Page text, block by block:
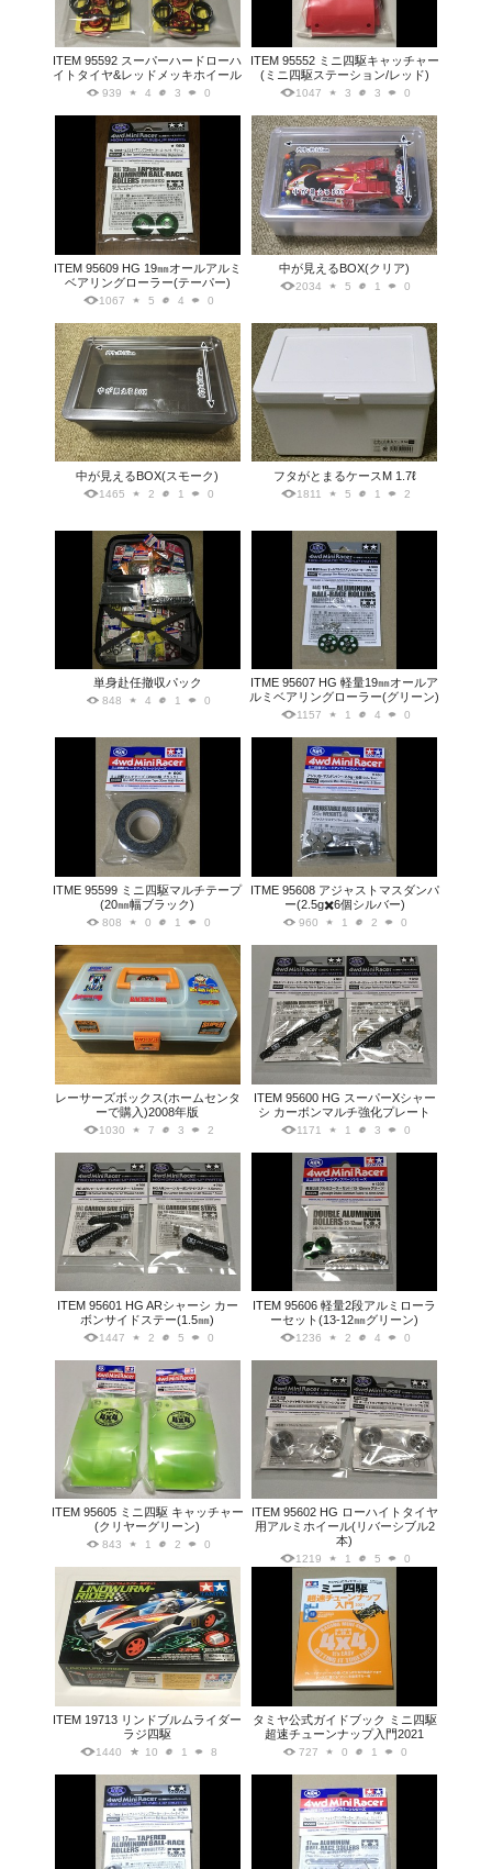
ITEM 95592 スーパーハードローハ
イトタイヤ&レッドメッキホイール
939 4 3 0
ITEM 95552 ミニ四駆キャッチャー
(ミニ四駆ステーション/レッド)
1047 3 3 0
ITEM 95609 HG 19㎜オールアルミ
ベアリングローラー(テーパー)
1067 5 4 0
中が見えるBOX(クリア)
2034 5 1 0
中が見えるBOX(スモーク)
1465 2 1 0
フタがとまるケースM 1.7ℓ
1811 5 1 2
単身赴任撤収パック
848 4 1 0
ITME 95607 HG 軽量19㎜オールア
ルミベアリングローラー(グリーン)
1157 1 4 0
ITME 95599 ミニ四駆マルチテープ
(20㎜幅ブラック)
808 0 1 0
ITME 95608 アジャストマスダンパ
ー(2.5g✖️6個シルバー)
960 1 2 0
レーサーズボックス(ホームセンタ
ーで購入)2008年版
1030 7 3 2
ITEM 95600 HG スーパーXシャー
シ カーボンマルチ強化プレート
1171 1 3 0
ITEM 95601 HG ARシャーシ カー
ボンサイドステー(1.5㎜)
1447 2 5 0
ITEM 95606 軽量2段アルミローラ
ーセット(13-12㎜グリーン)
1236 2 4 0
ITEM 95605 ミニ四駆 キャッチャー
(クリヤーグリーン)
843 1 2 0
ITEM 95602 HG ローハイトタイヤ
用アルミホイール(リバーシブル2
本)
1219 1 5 0
ITEM 19713 リンドブルムライダー
ラジ四駆
1440 10 1 8
タミヤ公式ガイドブック ミニ四駆
超速チューンナップ入門2021
727 0 1 0